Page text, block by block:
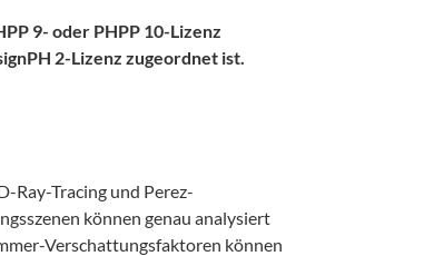
9- oder PHPP 10-Lizenz
2-Lizenz zugeordnet ist.
Ray-Tracing und Perez-
können genau analysiert
Verschattungsfaktoren können